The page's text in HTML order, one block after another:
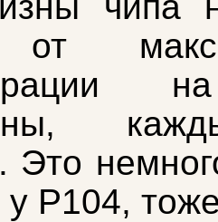
Это
P104,